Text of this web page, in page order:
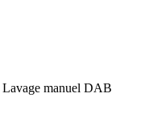
Lavage manuel DAB